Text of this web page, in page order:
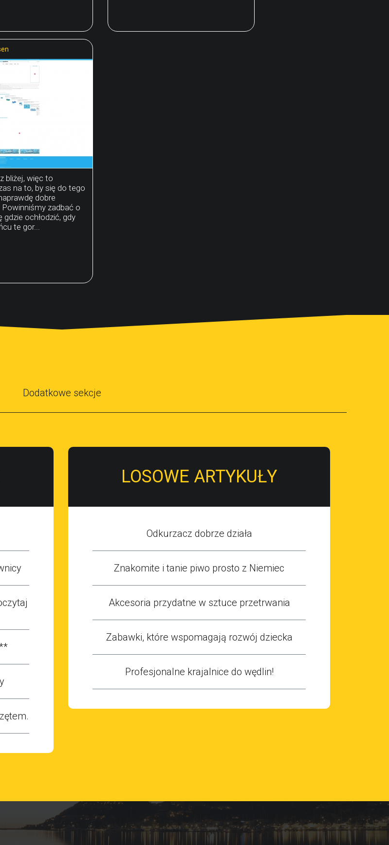
bliżej, więc to
na to, by się do tego
dobre
zadbać o
gdzie ochłodzić, gdy
te gor...
Dodatkowe sekcje
LOSOWE ARTYKUŁY
Odkurzacz dobrze działa
Znakomite i tanie piwo prosto z Niemiec
Akcesoria przydatne w sztuce przetrwania
Zabawki, które wspomagają rozwój dziecka
Profesjonalne krajalnice do wędlin!